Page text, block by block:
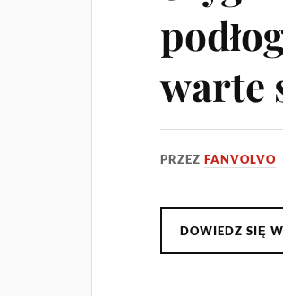
warte
PRZEZFANVOLVO
DOWIEDZ SIĘ